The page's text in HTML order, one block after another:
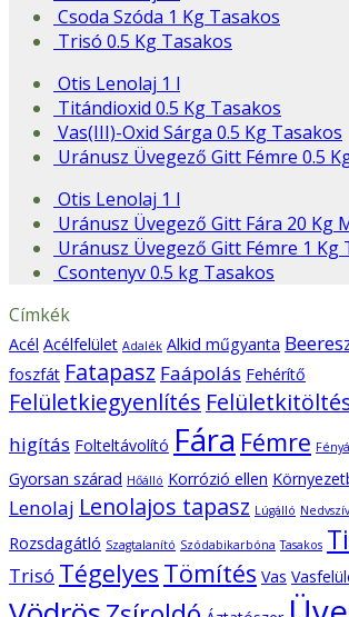
Csoda Szóda 1 Kg Tasakos
Trisó 0.5 Kg Tasakos
Otis Lenolaj 1 l
Titándioxid 0.5 Kg Tasakos
Vas(III)-Oxid Sárga 0.5 Kg Tasakos
Uránusz Üvegező Gitt Fémre 0.5
Otis Lenolaj 1 l
Uránusz Üvegező Gitt Fára 20 Kg
Uránusz Üvegező Gitt Fémre 1 Kg
Csontenyv 0.5 kg Tasakos
Címkék
Acél Acélfelület Adalék Alkid műgyanta
foszfát Fatapasz Faápolás Fehérítő
Felületkiegyenlítés
higítás Folteltávolító Fára Fémre
Gyorsan szárad Hőálló Korrózió ellen
Lenolaj Lenolajos tapasz Lúgálló
Rozsdagátló Szagtalanító Szódabikarbóna Tasakos
Trisó Tégelyes Tömítés Vas